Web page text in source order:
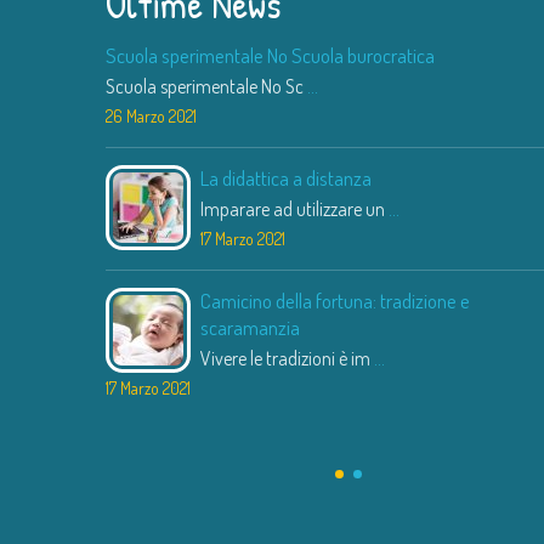
Scuola sperimentale No Scuola burocratica
Scuola sperimentale No Sc ...
26 Marzo 2021
La didattica a distanza
Imparare ad utilizzare un ...
17 Marzo 2021
Camicino della fortuna: tradizione e
scaramanzia
Vivere le tradizioni è im ...
17 Marzo 2021